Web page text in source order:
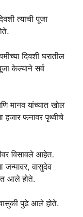
त्याची पूजा
दिवशी घरातील
केल्याने सर्व
मानव यांच्यात खोल
फनावर पृथ्वीचे
विसावले आहेत.
जन्मावर, वासुदेव
आले होते.
वासुकी पुढे आले होते.